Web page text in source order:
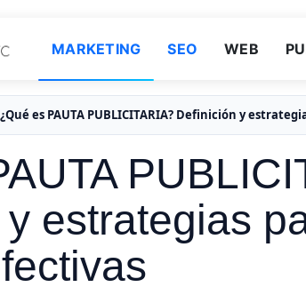
MARKETING SEO WEB
¿Qué es PAUTA PUBLICITARIA? Definición y
estrategias